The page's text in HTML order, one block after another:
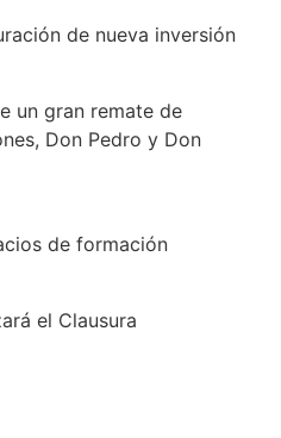
de nueva inversión
un gran remate de
Don Pedro y Don
de formación
el Clausura